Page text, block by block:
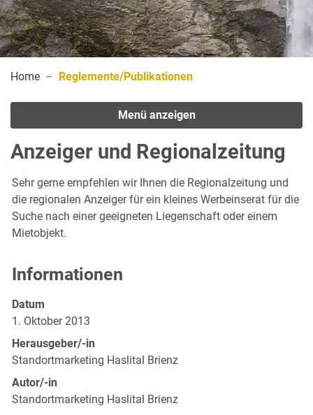
Home Reglemente/Publikationen(ausgewählt)
Menü anzeigen
Anzeiger und Regionalzeitung
Sehr gerne empfehlen wir Ihnen die Regionalzeitung und
die regionalen Anzeiger für ein kleines Werbeinserat für die
Suche nach einer geeigneten Liegenschaft oder einem
Mietobjekt.
Informationen
Datum
1. Oktober 2013
Herausgeber/-in
Standortmarketing Haslital Brienz
Autor/-in
Standortmarketing Haslital Brienz